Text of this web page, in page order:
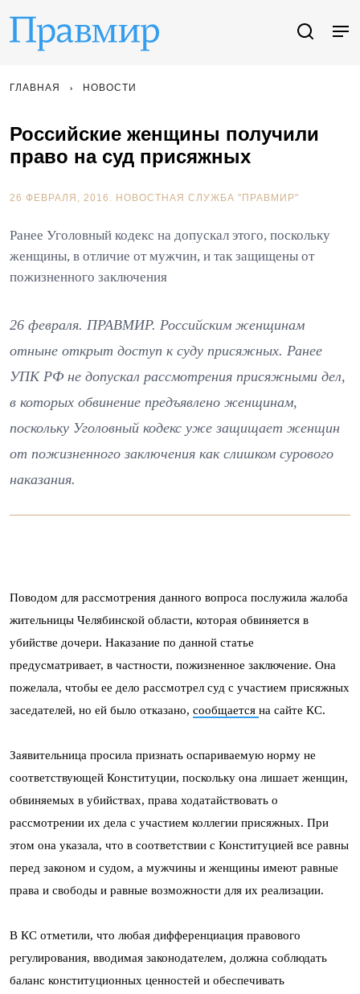
ГЛАВНАЯ НОВОСТИ
Российские женщины получили
право на суд присяжных
26 ФЕВРАЛЯ, 2016. НОВОСТНАЯ СЛУЖБА "ПРАВМИР"
Ранее Уголовный кодекс на допускал этого, поскольку
женщины, в отличие от мужчин, и так защищены от
пожизненного заключения
26 февраля. ПРАВМИР. Российским женщинам
отныне открыт доступ к суду присяжных. Ранее
УПК РФ не допускал рассмотрения присяжными дел,
в которых обвинение предъявлено женщинам,
поскольку Уголовный кодекс уже защищает женщин
от пожизненного заключения как слишком сурового
наказания.
Поводом для рассмотрения данного вопроса послужила жалоба
жительницы Челябинской области, которая обвиняется в
убийстве дочери. Наказание по данной статье
предусматривает, в частности, пожизненное заключение. Она
пожелала, чтобы ее дело рассмотрел суд с участием присяжных
заседателей, но ей было отказано, сообщается на сайте КС.
Заявительница просила признать оспариваемую норму не
соответствующей Конституции, поскольку она лишает женщин,
обвиняемых в убийствах, права ходатайствовать о
рассмотрении их дела с участием коллегии присяжных. При
этом она указала, что в соответствии с Конституцией все равны
перед законом и судом, а мужчины и женщины имеют равные
права и свободы и равные возможности для их реализации.
В КС отметили, что любая дифференциация правового
регулирования, вводимая законодателем, должна соблюдать
баланс конституционных ценностей и обеспечивать